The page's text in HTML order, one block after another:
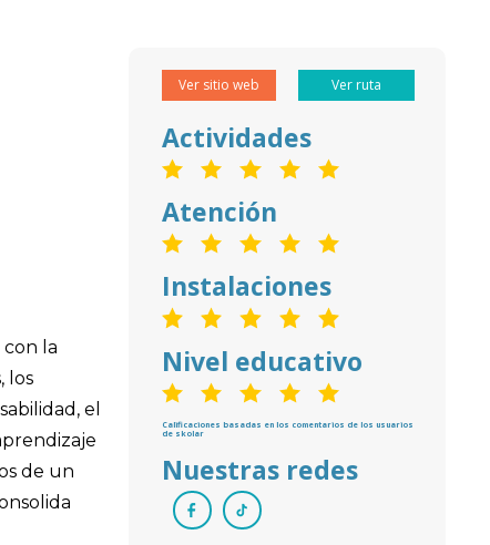
con la
los
el
de un
Ver sitio web Ver ruta
Actividades
Atención
Instalaciones
Nivel educativo
Calificaciones basadas en los comentarios de los usuarios
de skolar
Nuestras redes